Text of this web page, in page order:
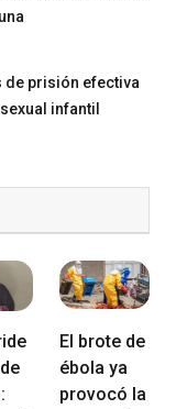
de prisión efectiva
infantil
El brote de
ébola ya
provocó la